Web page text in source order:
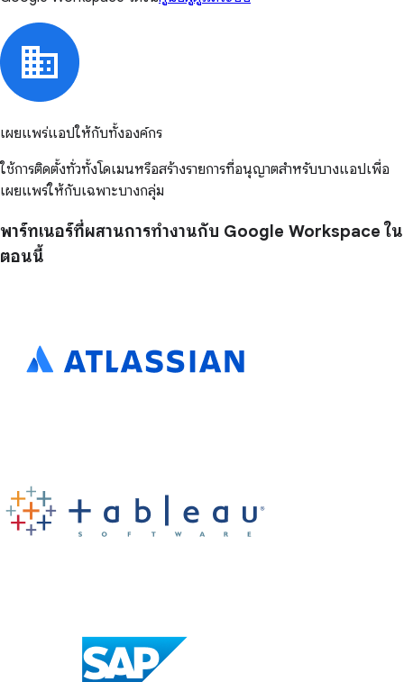
เผยแพร่แอปให้กับทั้งองค์กร
ใช้การติดตั้งทั่วทั้งโดเมนหรือสร้างรายการที่อนุญาตสำหรับบางแอปเพื่อ
เผยแพร่ให้กับเฉพาะบางกลุ่ม
พาร์ทเนอร์ที่ผสานการทำงานกับ Google Workspace ใน
ตอนนี้